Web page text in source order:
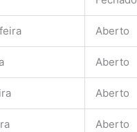
Aberto
Aberto
Aberto
Aberto